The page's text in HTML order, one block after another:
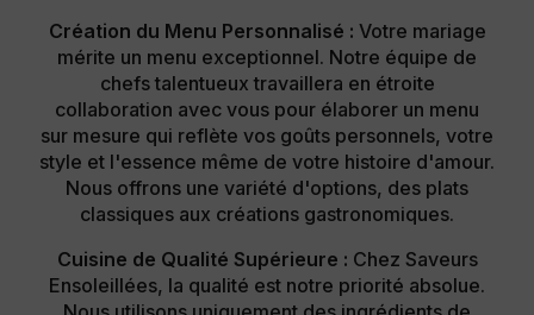
Création du Menu Personnalisé : Votre mariage
mérite un menu exceptionnel. Notre équipe de
chefs talentueux travaillera en étroite
collaboration avec vous pour élaborer un menu
sur mesure qui reflète vos goûts personnels, votre
style et l'essence même de votre histoire d'amour.
Nous offrons une variété d'options, des plats
classiques aux créations gastronomiques.
Cuisine de Qualité Supérieure : Chez Saveurs
Ensoleillées, la qualité est notre priorité absolue.